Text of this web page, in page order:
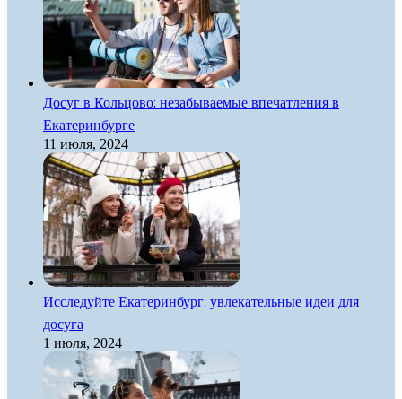
Досуг в Кольцово: незабываемые впечатления в
Екатеринбурге
11 июля, 2024
Исследуйте Екатеринбург: увлекательные идеи для
досуга
1 июля, 2024